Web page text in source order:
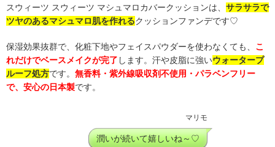
スウィーツ スウィーツ マシュマロカバークッションは、 サラサラで
ツヤのあるマシュマロ肌を作れるクッションファンデです♡
保湿効果抜群で、化粧下地やフェイスパウダーを使わなくても、 こ
れだけでベースメイクが完了 します。汗や皮脂に強いウォータープ
ルーフ処方です。 無香料・紫外線吸収剤不使用・パラベンフリー
で、安心の日本製です。
マリモ
潤いが続いて嬉しいね～♡